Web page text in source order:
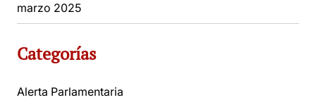
marzo 2025
Categorías
Alerta Parlamentaria